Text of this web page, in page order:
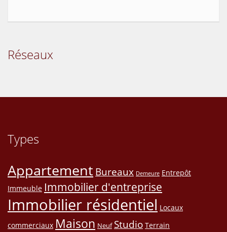
Réseaux
Types
Appartement Bureaux Demeure Entrepôt
Immeuble Immobilier d'entreprise
Immobilier résidentiel Locaux
commerciaux Maison Neuf Studio Terrain